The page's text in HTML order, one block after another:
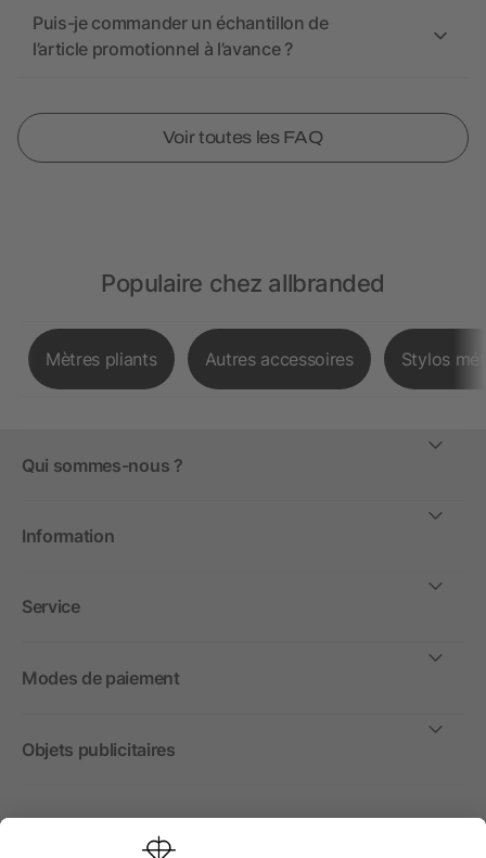
Puis-je commander un échantillon de
l’article promotionnel à l’avance ?
Voir toutes les FAQ
Populaire chez allbranded
Mètres pliants Autres accessoires Stylos
Qui sommes-nous ?
Information
Service
Modes de paiement
Objets publicitaires
International